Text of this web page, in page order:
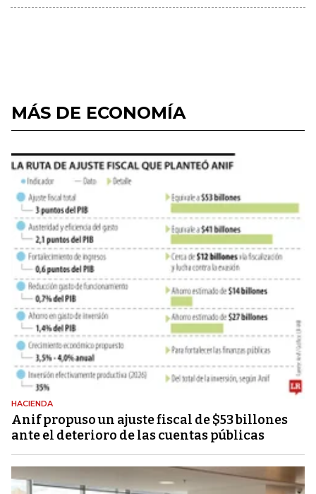
MÁS DE ECONOMÍA
HACIENDA
Anif propuso un ajuste fiscal de $53 billones
ante el deterioro de las cuentas públicas